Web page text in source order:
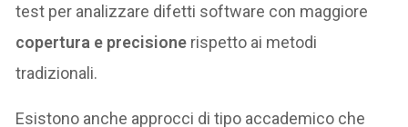
test per analizzare difetti software con maggiore
copertura e precisione rispetto ai metodi
tradizionali.
Esistono anche approcci di tipo accademico che